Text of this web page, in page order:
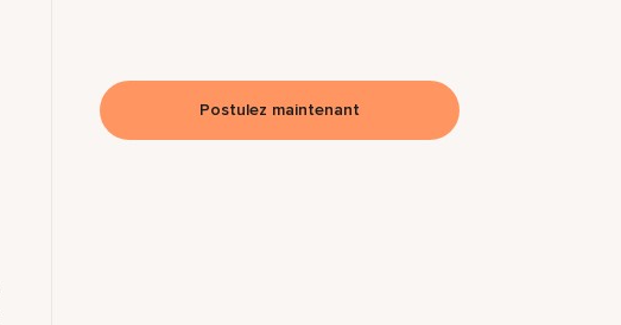
Postulez maintenant